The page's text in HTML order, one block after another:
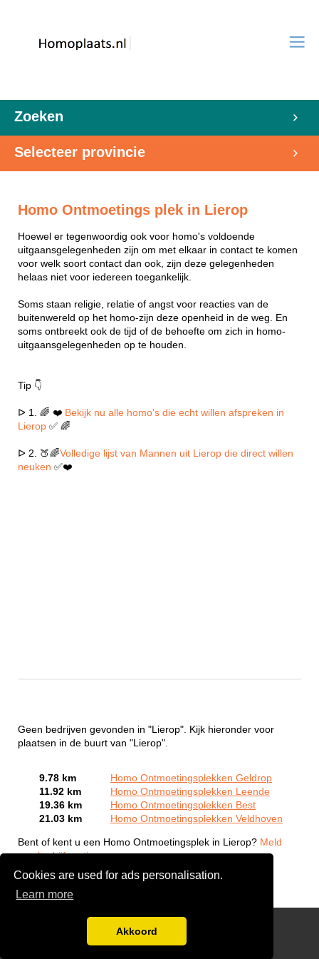
Cookies are used for ads personalisation.
Learn more
Akkoord
Zoeken
Selecteer provincie
Homo Ontmoetings plek in Lierop
Hoewel er tegenwoordig ook voor homo's voldoende
uitgaansgelegenheden zijn om met elkaar in contact te komen
voor welk soort contact dan ook, zijn deze gelegenheden
helaas niet voor iedereen toegankelijk.
Soms staan religie, relatie of angst voor reacties van de
buitenwereld op het homo-zijn deze openheid in de weg. En
soms ontbreekt ook de tijd of de behoefte om zich in homo-
uitgaansgelegenheden op te houden.
Tip 👇
ᐅ 1. 🌈 ❤️ Bekijk nu alle homo's die echt willen afspreken in
Lierop ✅ 🌈
ᐅ 2. 🍑🌈Volledige lijst van Mannen uit Lierop die direct willen
neuken ✅❤️
Geen bedrijven gevonden in "Lierop". Kijk hieronder voor
plaatsen in de buurt van "Lierop".
9.78 km
Homo Ontmoetingsplekken Geldrop
11.92 km
Homo Ontmoetingsplekken Leende
19.36 km
Homo Ontmoetingsplekken Best
21.03 km
Homo Ontmoetingsplekken Veldhoven
Bent of kent u een Homo Ontmoetingsplek in Lierop? Meld
een bedrijf gratis aan